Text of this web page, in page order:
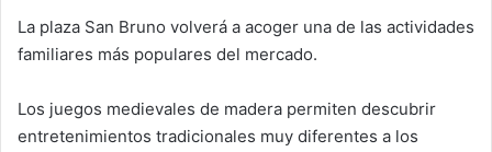
La plaza San Bruno volverá a acoger una de las actividades
familiares más populares del mercado.
Los juegos medievales de madera permiten descubrir
entretenimientos tradicionales muy diferentes a los